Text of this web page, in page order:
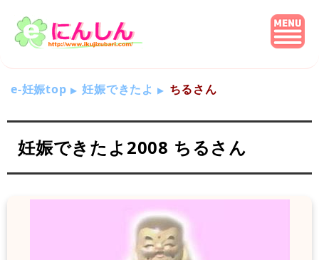
e-妊娠top 妊娠できたよ ちるさん
妊娠できたよ2008 ちるさん